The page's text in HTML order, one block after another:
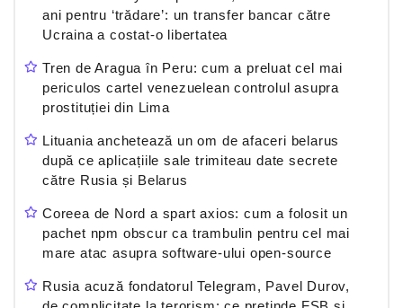
ani pentru ‘trădare’: un transfer bancar către
Ucraina a costat-o libertatea
Tren de Aragua în Peru: cum a preluat cel mai
periculos cartel venezuelean controlul asupra
prostituției din Lima
Lituania anchetează un om de afaceri belarus
după ce aplicațiile sale trimiteau date secrete
către Rusia și Belarus
Coreea de Nord a spart axios: cum a folosit un
pachet npm obscur ca trambulin pentru cel mai
mare atac asupra software-ului open-source
Rusia acuză fondatorul Telegram, Pavel Durov,